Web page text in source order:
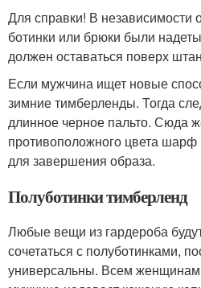
Для справки! В независимости
ботинки или брюки были
должен оставаться поверх
Если мужчина ищет новые
зимние тимберленды. Тогда
длинное черное пальто. Сюда
противоположного цвета шарф
для завершения образа.
Полуботинки тимберленд
Любые вещи из гардероба
сочетаться с полуботинками,
универсальны. Всем женщинам